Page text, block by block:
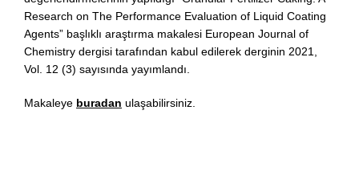
Research on The Performance Evaluation of Liquid Coating
Agents” başlıklı araştırma makalesi European Journal of
Chemistry dergisi tarafından kabul edilerek derginin 2021,
Vol. 12 (3) sayısında yayımlandı.
Makaleye buradan ulaşabilirsiniz.